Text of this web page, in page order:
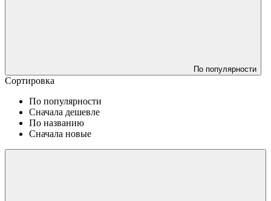
По популярности
Сортировка
По популярности
Сначала дешевле
По названию
Сначала новые